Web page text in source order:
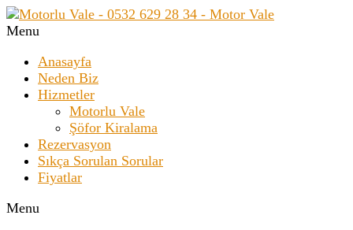
Menu
Anasayfa
Neden Biz
Hizmetler
Motorlu Vale
Şöfor Kiralama
Rezervasyon
Sıkça Sorulan Sorular
Fiyatlar
Menu